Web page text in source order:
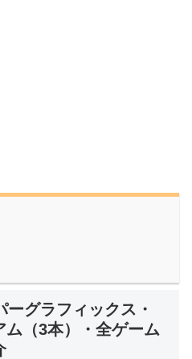
グラフィックス・
（3本）・全ゲーム